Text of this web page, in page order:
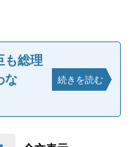
も総理
な
続きを読む